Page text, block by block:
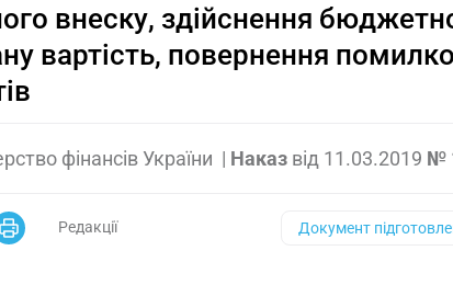
внеску, здійснення
вартість, повернення
фінансів України | Наказ від 11.03.2019 №
Редакції Документ